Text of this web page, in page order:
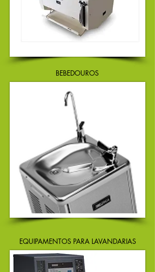
BEBEDOUROS
EQUIPAMENTOS PARA LAVANDARIAS